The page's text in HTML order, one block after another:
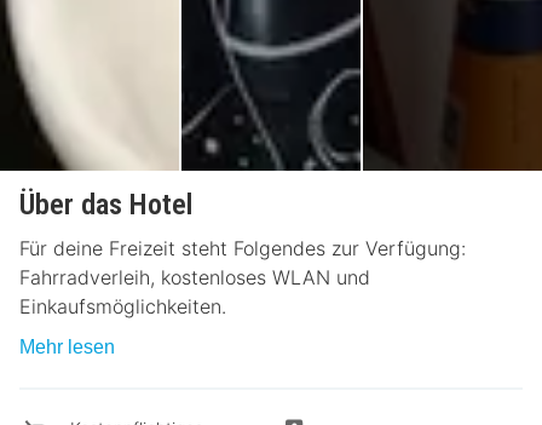
Über das Hotel
Für deine Freizeit steht Folgendes zur Verfügung:
Fahrradverleih, kostenloses WLAN und
Einkaufsmöglichkeiten.
Mehr lesen